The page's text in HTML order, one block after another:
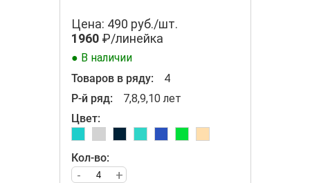
Цена: 490 руб./шт.
1960₽/линейка
● В наличии
Товаров в ряду:
4
Р-й ряд:
7,8,9,10 лет
Цвет:
Кол-во:
+
-